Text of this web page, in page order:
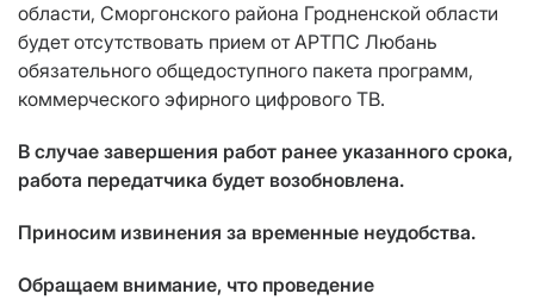
области, Сморгонского района Гродненской области
будет отсутствовать прием от АРТПС Любань
обязательного общедоступного пакета программ,
коммерческого эфирного цифрового ТВ.
В случае завершения работ ранее указанного срока,
работа передатчика будет возобновлена.
Приносим извинения за временные неудобства.
Обращаем внимание, что проведение